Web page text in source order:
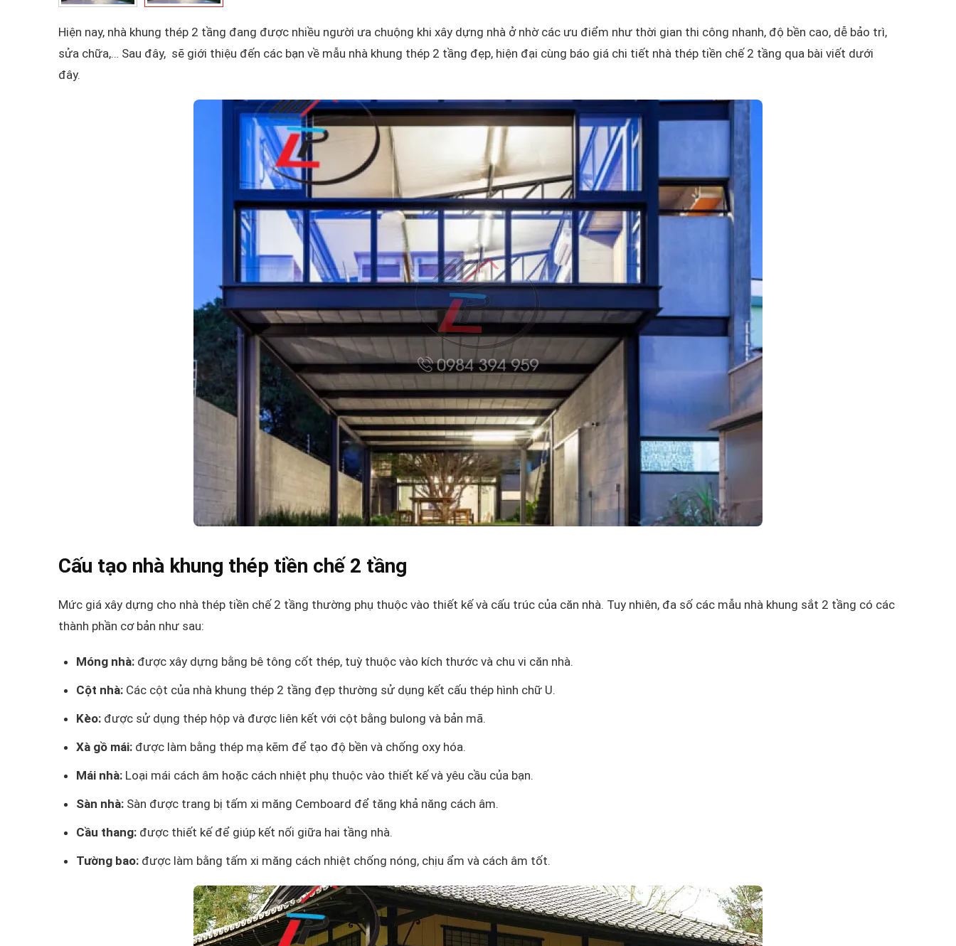
Hiện nay, nhà khung thép 2 tầng đang được nhiều người ưa chuộng khi xây dựng nhà ở nhờ các ưu điểm như thời gian thi công nhanh, độ bền cao, dễ bảo trì,
sửa chữa,… Sau đây, sẽ giới thiệu đến các bạn về mẫu nhà khung thép 2 tầng đẹp, hiện đại cùng báo giá chi tiết nhà thép tiền chế 2 tầng qua bài viết dưới
đây.
Cấu tạo nhà khung thép tiền chế 2 tầng
Mức giá xây dựng cho nhà thép tiền chế 2 tầng thường phụ thuộc vào thiết kế và cấu trúc của căn nhà. Tuy nhiên, đa số các mẫu nhà khung sắt 2 tầng có các
thành phần cơ bản như sau:
Móng nhà: được xây dựng bằng bê tông cốt thép, tuỳ thuộc vào kích thước và chu vi căn nhà.
Cột nhà: Các cột của nhà khung thép 2 tầng đẹp thường sử dụng kết cấu thép hình chữ U.
Kèo: được sử dụng thép hộp và được liên kết với cột bằng bulong và bản mã.
Xà gồ mái: được làm bằng thép mạ kẽm để tạo độ bền và chống oxy hóa.
Mái nhà: Loại mái cách âm hoặc cách nhiệt phụ thuộc vào thiết kế và yêu cầu của bạn.
Sàn nhà: Sàn được trang bị tấm xi măng Cemboard để tăng khả năng cách âm.
Cầu thang: được thiết kế để giúp kết nối giữa hai tầng nhà.
Tường bao: được làm bằng tấm xi măng cách nhiệt chống nóng, chịu ẩm và cách âm tốt.